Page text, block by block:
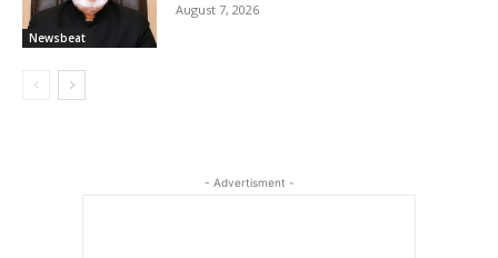
Newsbeat
August 7, 2026
- Advertisment -